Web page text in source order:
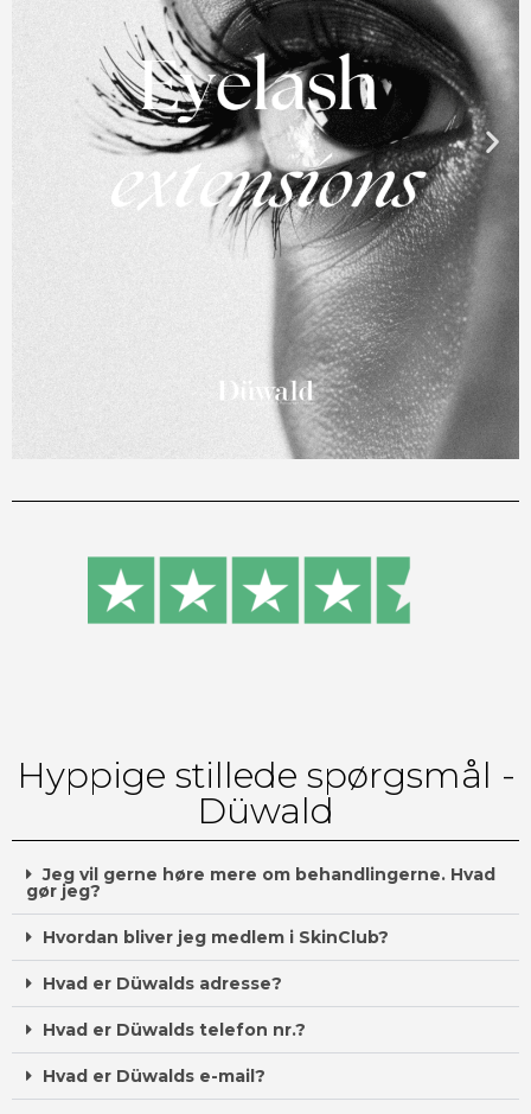
Hyppige stillede spørgsmål -
Düwald
Jeg vil gerne høre mere om behandlingerne. Hvad
gør jeg?
Hvordan bliver jeg medlem i SkinClub?
Hvad er Düwalds adresse?
Hvad er Düwalds telefon nr.?
Hvad er Düwalds e-mail?